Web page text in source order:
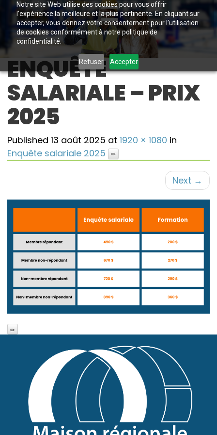
Notre site Web utilise des cookies pour vous offrir
l’expérience la meilleure et la plus pertinente. En cliquant sur
accepter, vous donnez votre consentement pour l’utilisation
de cookies conformément à notre politique de
confidentialité.
Refuser Accepter
ENQUÊTE
SALARIALE – PRIX
2025
Published 13 août 2025 at 1920 × 1080 in
Enquête salariale 2025
Next →